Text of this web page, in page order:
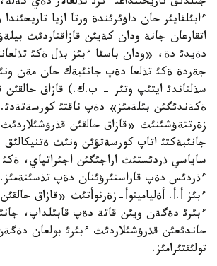
ءابئلقايئر حان داؤئرئندة ورتا ازيا
اتقارعان جانة ودان كةيئن قازاقتاردئث
دةيدئ دة، «ودان باسقا ءبئز بذل ةكئ
جةردة ةكئ تذلعا دةپ جانئبةك حان مةن
سذلتاندئ ايتئپ وتئر - ب.ك.) قازاق حالقئن
ةكةندئگئن بئلةمئز» دةپ ناقتئ كورسةتةدئ.
زةرتتةؤشئنئث «قازاق حالقئن
جانئبةكتئ اتاپ كورسةتؤئن ونئث
ساياسي ذردئستئث اراجئگئن اجئراتپاي، ةكئ
ءذردئس دةپ قاراستئرؤئنان دةپ
ءبئز أ.أ. أةليامينوأ-زةرنوأتئث «قازاق
ءبئرئ دةگةن ويئن قاتة دةپ قابئلداپ،
حاندئعئن قذرؤشئلاردئث ءبئرئ بولعان
تولئقتئرامئز.